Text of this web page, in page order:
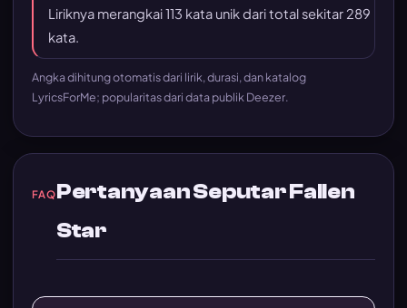
Liriknya merangkai 113 kata unik dari total sekitar 289
kata.
Angka dihitung otomatis dari lirik, durasi, dan katalog
LyricsForMe; popularitas dari data publik Deezer.
FAQPertanyaan Seputar Fallen
Star